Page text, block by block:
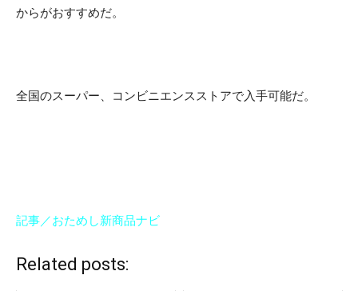
からがおすすめだ。
全国のスーパー、コンビニエンスストアで入手可能だ。
記事／おためし新商品ナビ
Related posts: